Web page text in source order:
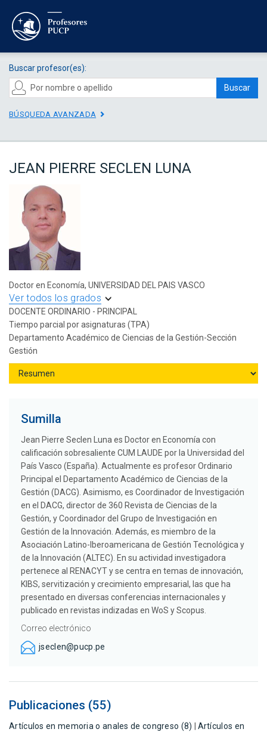
Buscar profesor(es):
Buscar
BÚSQUEDA AVANZADA
JEAN PIERRE SECLEN LUNA
Doctor en Economía, UNIVERSIDAD DEL PAIS VASCO
Ver todos los grados
DOCENTE ORDINARIO - PRINCIPAL
Tiempo parcial por asignaturas (TPA)
Departamento Académico de Ciencias de la Gestión-Sección
Gestión
Sumilla
Jean Pierre Seclen Luna es Doctor en Economía con
calificación sobresaliente CUM LAUDE por la Universidad del
País Vasco (España). Actualmente es profesor Ordinario
Principal el Departamento Académico de Ciencias de la
Gestión (DACG). Asimismo, es Coordinador de Investigación
en el DACG, director de 360 Revista de Ciencias de la
Gestión, y Coordinador del Grupo de Investigación en
Gestión de la Innovación. Además, es miembro de la
Asociación Latino-Iberoamericana de Gestión Tecnológica y
de la Innovación (ALTEC). En su actividad investigadora
pertenece al RENACYT y se centra en temas de innovación,
KIBS, servitización y crecimiento empresarial, las que ha
presentado en diversas conferencias internacionales y
publicado en revistas indizadas en WoS y Scopus.
Correo electrónico
jseclen@pucp.pe
Publicaciones (55)
Artículos en memoria o anales de congreso (8)
Artículos en